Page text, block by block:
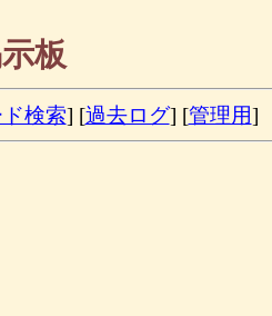
板
検索] [過去ログ] [管理用]